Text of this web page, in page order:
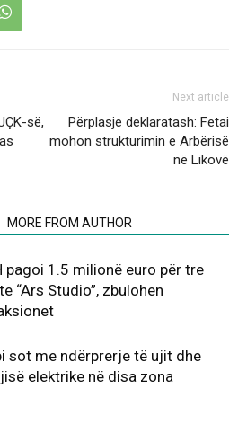
së,
Next article
Përplasje deklaratash: Fetai
mohon strukturimin e Arbërisë
në Likovë
MORE FROM AUTHOR
pagoi 1.5 milionë euro për tre
“Ars Studio”, zbulohen
sot me ndërprerje të ujit dhe
elektrike në disa zona